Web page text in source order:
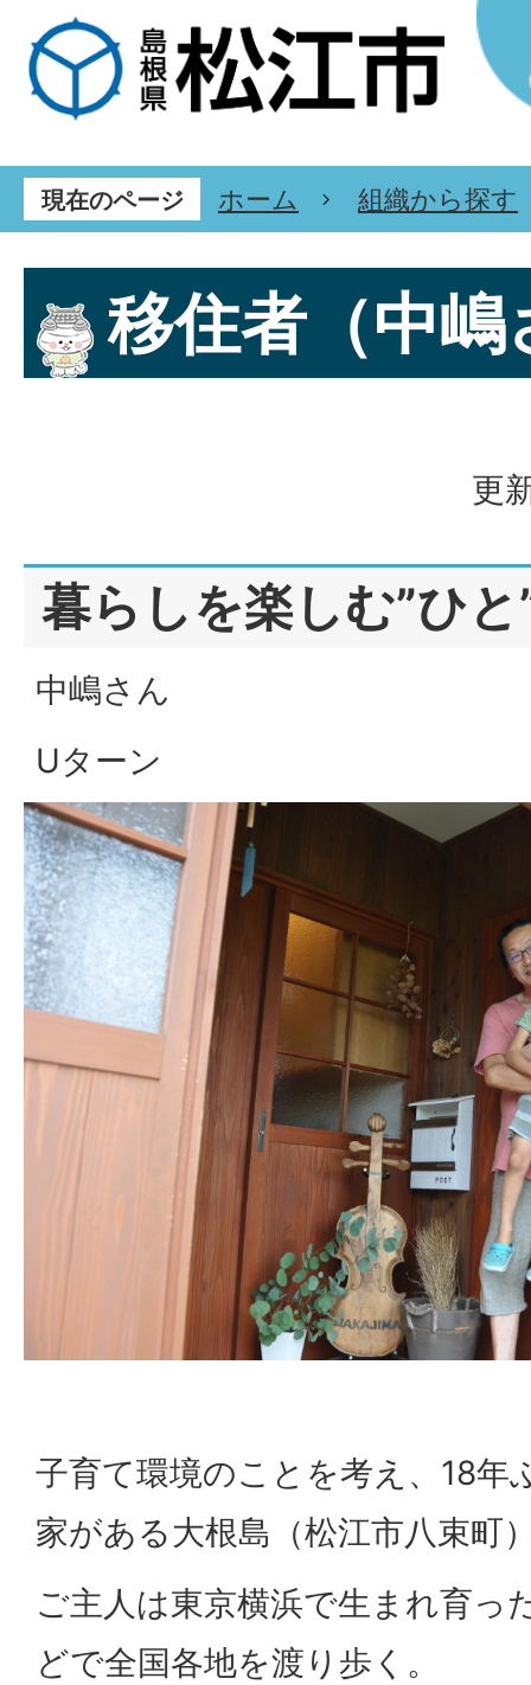
現在のページ ホーム 組織から探す
移住者（中嶋
更
暮らしを楽しむ”ひと
中嶋さん
Uターン
子育て環境のことを考え、18年
家がある大根島（松江市八束町
ご主人は東京横浜で生まれ育っ
どで全国各地を渡り歩く。